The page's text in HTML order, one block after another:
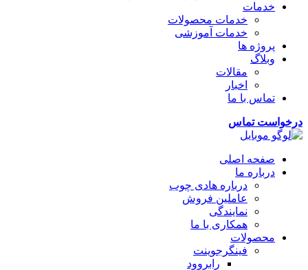
خدمات
خدمات محصولات
خدمات آموزشی
پروژه ها
وبلاگ
مقالات
اخبار
تماس با ما
درخواست تماس
صفحه اصلی
درباره ما
درباره هادی چوب
عاملین فروش
نمایندگی
همکاری با ما
محصولات
فینگرجوینت
رابروود